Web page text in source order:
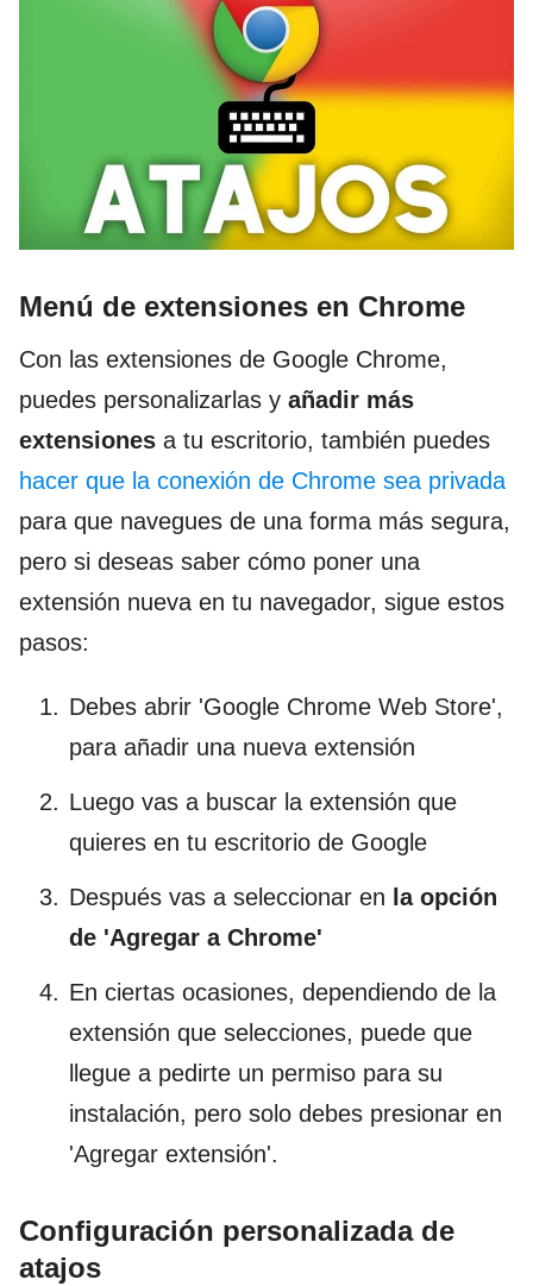
Menú de extensiones en Chrome
Con las extensiones de Google Chrome,
puedes personalizarlas y añadir más
extensiones a tu escritorio, también puedes
hacer que la conexión de Chrome sea privada
para que navegues de una forma más segura,
pero si deseas saber cómo poner una
extensión nueva en tu navegador, sigue estos
pasos:
Debes abrir 'Google Chrome Web Store',
para añadir una nueva extensión
Luego vas a buscar la extensión que
quieres en tu escritorio de Google
Después vas a seleccionar en la opción
de 'Agregar a Chrome'
En ciertas ocasiones, dependiendo de la
extensión que selecciones, puede que
llegue a pedirte un permiso para su
instalación, pero solo debes presionar en
'Agregar extensión'.
Configuración personalizada de
atajos